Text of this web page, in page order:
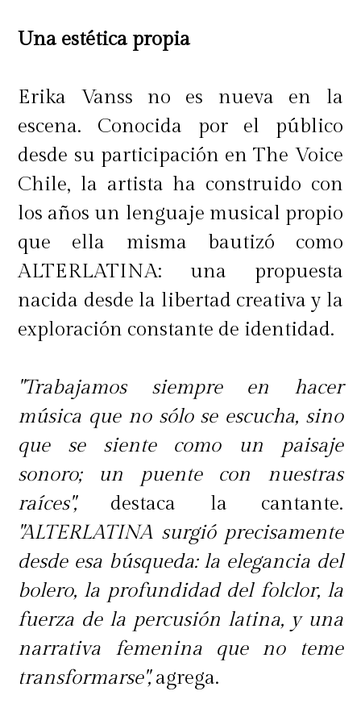
Una estética propia
Erika Vanss no es nueva en la
escena. Conocida por el público
desde su participación en The Voice
Chile, la artista ha construido con
los años un lenguaje musical propio
que ella misma bautizó como
ALTERLATINA: una propuesta
nacida desde la libertad creativa y la
exploración constante de identidad.
"Trabajamos siempre en hacer
música que no sólo se escucha, sino
que se siente como un paisaje
sonoro; un puente con nuestras
raíces",destaca la cantante.
"ALTERLATINA surgió precisamente
desde esa búsqueda: la elegancia del
bolero, la profundidad del folclor, la
fuerza de la percusión latina, y una
narrativa femenina que no teme
transformarse",agrega.